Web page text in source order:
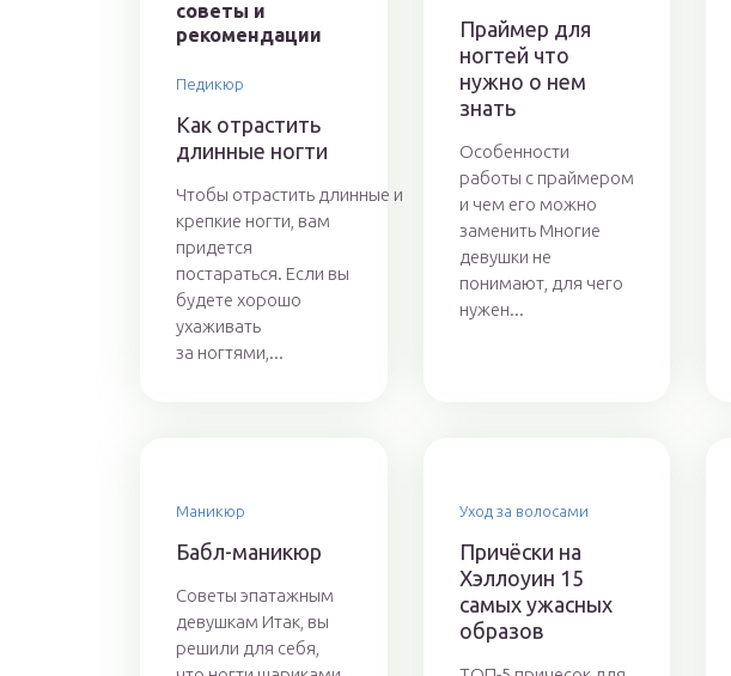
Педикюр
Как отрастить
длинные ногти
Чтобы отрастить длинные и
крепкие ногти, вам
придется
постараться. Если вы
будете хорошо
ухаживать
за ногтями,...
Праймер для
ногтей что
нужно о нем
знать
Особенности
работы с праймером
и чем его можно
заменить Многие
девушки не
понимают, для чего
нужен...
Маникюр
Бабл-маникюр
Советы эпатажным
девушкам Итак, вы
решили для себя,
Уход за волосами
Причёски на
Хэллоуин 15
самых ужасных
образов